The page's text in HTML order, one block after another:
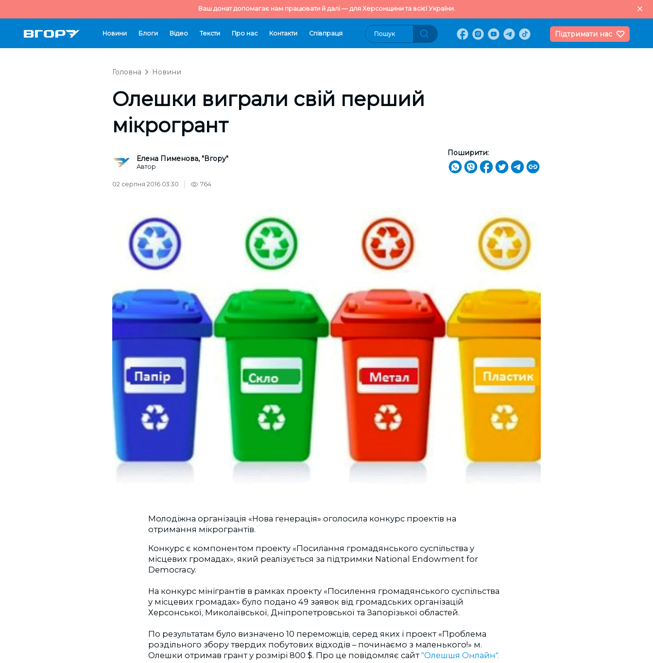
Ваш донат допомагає нам працювати й далі — для Херсонщини та всієї України.
Новини Блоги Відео Тексти Про нас Контакти Cпівпраця Підтримати нас
Головна Новини
Олешки виграли свій перший
мікрогрант
Елена Пименова, "Вгору"
Автор
Поширити:
02 серпня 2016 03:30 764
Молодіжна організація «Нова генерація» оголосила конкурс проектів на
отримання мікрогрантів.
Конкурс є компонентом проекту «Посилання громадянського суспільства у
місцевих громадах», який реалізується за підтримки National Endowment for
Democracy.
На конкурс мінігрантів в рамках проекту «Посилення громадянського суспільства
у місцевих громадах» було подано 49 заявок від громадських організацій
Херсонської, Миколаївської, Дніпропетровської та Запорізької областей.
По результатам було визначено 10 переможців, серед яких і проект «Проблема
роздільного збору твердих побутових відходів – починаємо з маленького!» м.
Олешки отримав грант у розмірі 800 $. Про це повідомляє сайт"Олешшя Онлайн".